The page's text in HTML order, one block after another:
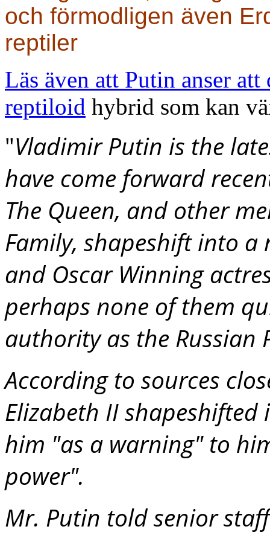
och förmodligen även
reptiler
Läs även att Putin anser
reptiloid hybrid som kan
"Vladimir Putin is the
have come forward
The Queen, and other
Family, shapeshift into a
and Oscar Winning
perhaps none of them
authority as the Russian
According to sources
Elizabeth II
him "as a warning" to
power".
Mr. Putin told senior